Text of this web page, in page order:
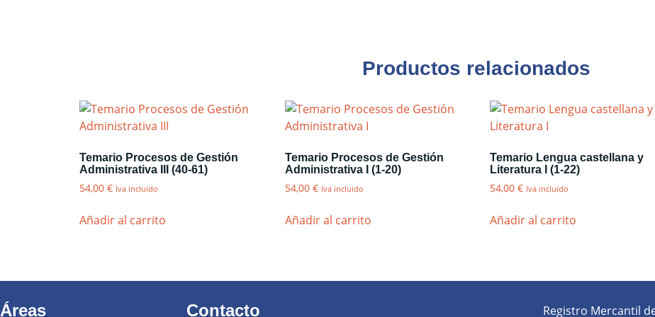
Productos relacionados
Temario Procesos de Gestión
Administrativa III (40-61)
54,00 € Iva incluido
Añadir al carrito
Temario Procesos de Gestión
Administrativa I (1-20)
54,00 € Iva incluido
Añadir al carrito
Temario Lengua castellana y
Literatura I (1-22)
54,00 € Iva incluido
Añadir al carrito
Áreas Contacto Registro Mercantil